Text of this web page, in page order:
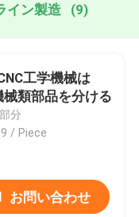
イン製造 (9)
工学機械は
類部品を分ける
分
/ Piece
お問い合わせ